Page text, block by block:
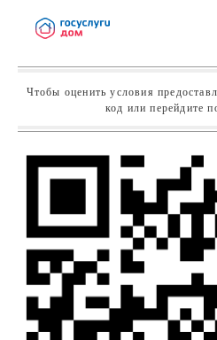
Чтобы оценить условия
код или перейдите